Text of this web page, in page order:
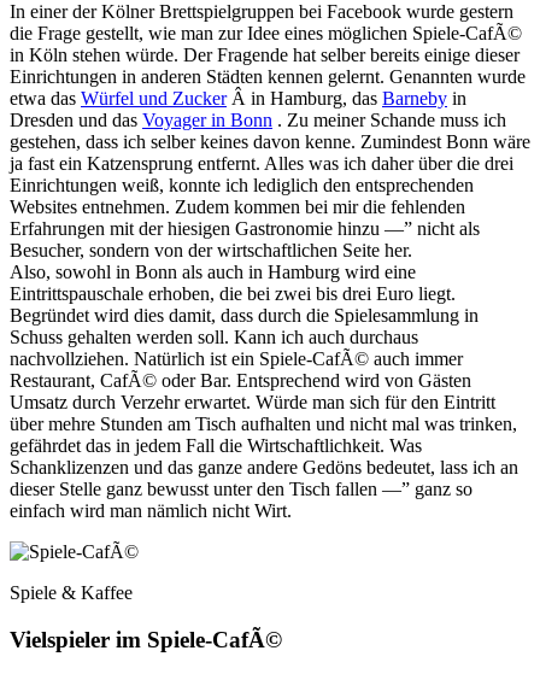
In einer der Kölner Brettspielgruppen bei Facebook wurde gestern
die Frage gestellt, wie man zur Idee eines möglichen Spiele-CafÃ©
in Köln stehen würde. Der Fragende hat selber bereits einige dieser
Einrichtungen in anderen Städten kennen gelernt. Genannten wurde
etwa das Würfel und ZuckerÂ in Hamburg, das Barneby in
Dresden und das Voyager in Bonn . Zu meiner Schande muss ich
gestehen, dass ich selber keines davon kenne. Zumindest Bonn wäre
ja fast ein Katzensprung entfernt. Alles was ich daher über die drei
Einrichtungen weiß, konnte ich lediglich den entsprechenden
Websites entnehmen. Zudem kommen bei mir die fehlenden
Erfahrungen mit der hiesigen Gastronomie hinzu —” nicht als
Besucher, sondern von der wirtschaftlichen Seite her.
Also, sowohl in Bonn als auch in Hamburg wird eine
Eintrittspauschale erhoben, die bei zwei bis drei Euro liegt.
Begründet wird dies damit, dass durch die Spielesammlung in
Schuss gehalten werden soll. Kann ich auch durchaus
nachvollziehen. Natürlich ist ein Spiele-CafÃ© auch immer
Restaurant, CafÃ© oder Bar. Entsprechend wird von Gästen
Umsatz durch Verzehr erwartet. Würde man sich für den Eintritt
über mehre Stunden am Tisch aufhalten und nicht mal was trinken,
gefährdet das in jedem Fall die Wirtschaftlichkeit. Was
Schanklizenzen und das ganze andere Gedöns bedeutet, lass ich an
dieser Stelle ganz bewusst unter den Tisch fallen —” ganz so
einfach wird man nämlich nicht Wirt.
Spiele & Kaffee
Vielspieler im Spiele-CafÃ©